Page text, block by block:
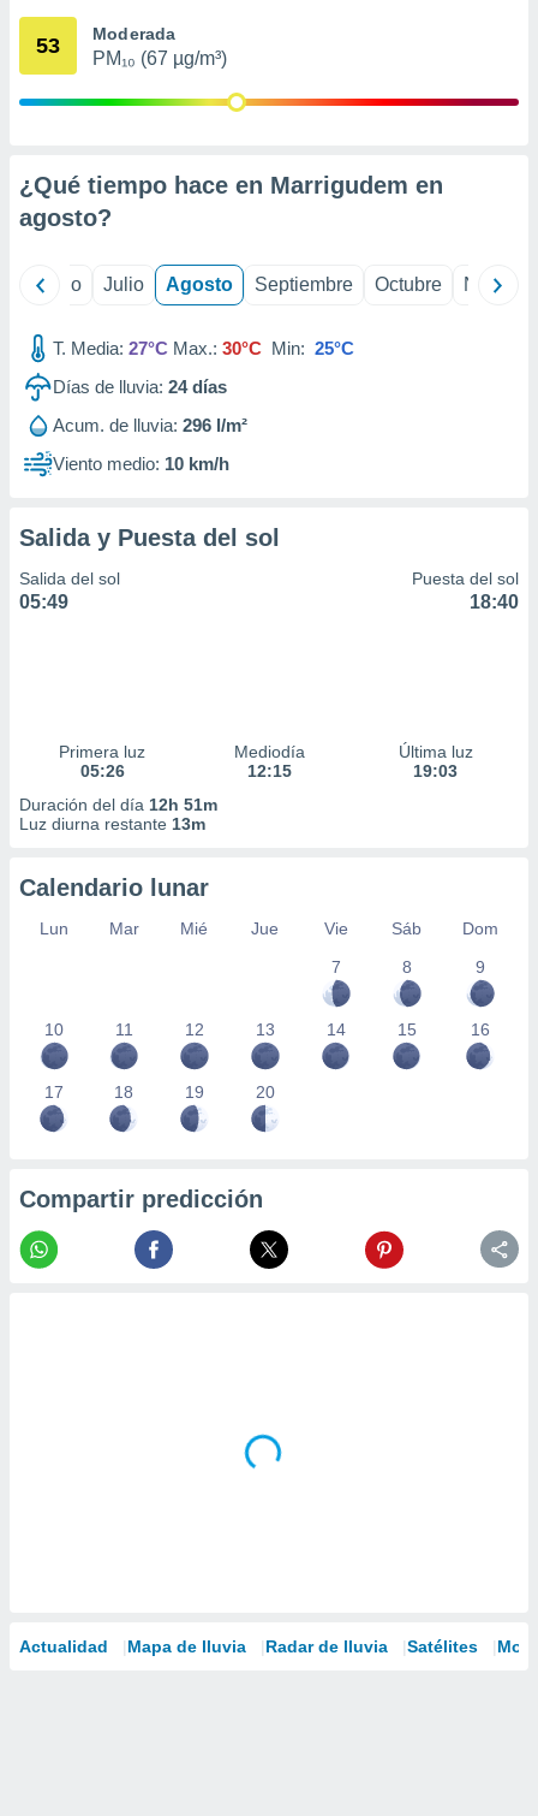
mediante
publicidad
1199
53 Moderada
PM₁₀ (67 µg/m³)
¿Qué tiempo hace en Marrigudem en
agosto?
Junio Julio Agosto Septiembre Octubre
T. Media: 27°C Max.: 30°C Min: 25°C
Días de lluvia: 24días
Acum. de lluvia: 296 l/m²
Viento medio: 10 km/h
Salida y Puesta del sol
Salida del sol
05:49
Puesta del sol
18:40
Primera luz
05:26
Mediodía
12:15
Última luz
19:03
Duración del día 12h 51m
Luz diurna restante 13m
Calendario lunar
Lun Mar Mié Jue Vie Sáb
Dom
7
8 9
10 11 12 13 14 15 16
17 18 19 20
Compartir predicción
Actualidad Mapa de lluvia Radar de lluvia Satélites